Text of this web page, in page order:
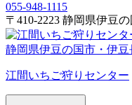
055-948-1115
〒410-2223 静岡県伊豆
静岡県伊豆の国市・伊豆
江間いちご狩りセンター